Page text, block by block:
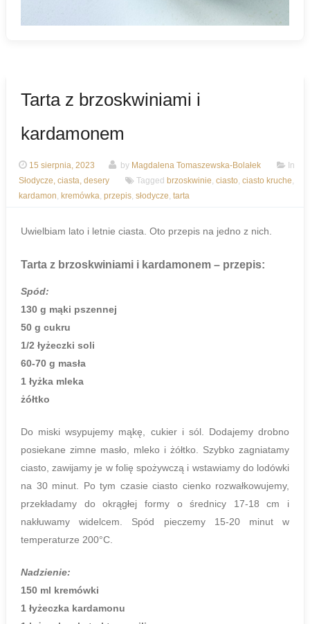
Tarta z brzoskwiniami i
kardamonem
15 sierpnia, 2023 by Magdalena Tomaszewska-Bolałek
In
Słodycze, ciasta, desery
Tagged brzoskwinie, ciasto, ciasto kruche,
kardamon, kremówka, przepis, słodycze, tarta
Uwielbiam lato i letnie ciasta. Oto przepis na jedno z nich.
Tarta z brzoskwiniami i kardamonem – przepis:
Spód:
130 g mąki pszennej
50 g cukru
1/2 łyżeczki soli
60-70 g masła
1 łyżka mleka
żółtko
Do miski wsypujemy mąkę, cukier i sól. Dodajemy drobno
posiekane zimne masło, mleko i żółtko. Szybko zagniatamy
ciasto, zawijamy je w folię spożywczą i wstawiamy do lodówki
na 30 minut. Po tym czasie ciasto cienko rozwałkowujemy,
przekładamy do okrągłej formy o średnicy 17-18 cm i
nakłuwamy widelcem. Spód pieczemy 15-20 minut w
temperaturze 200°C.
Nadzienie:
150 ml kremówki
1 łyżeczka kardamonu